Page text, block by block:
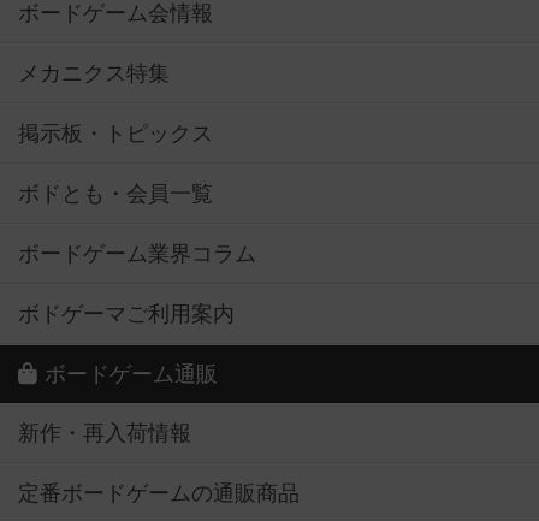
ボードゲーム会情報
メカニクス特集
掲示板・トピックス
ボドとも・会員一覧
ボードゲーム業界コラム
ボドゲーマご利用案内
ボードゲーム通販
新作・再入荷情報
定番ボードゲームの通販商品